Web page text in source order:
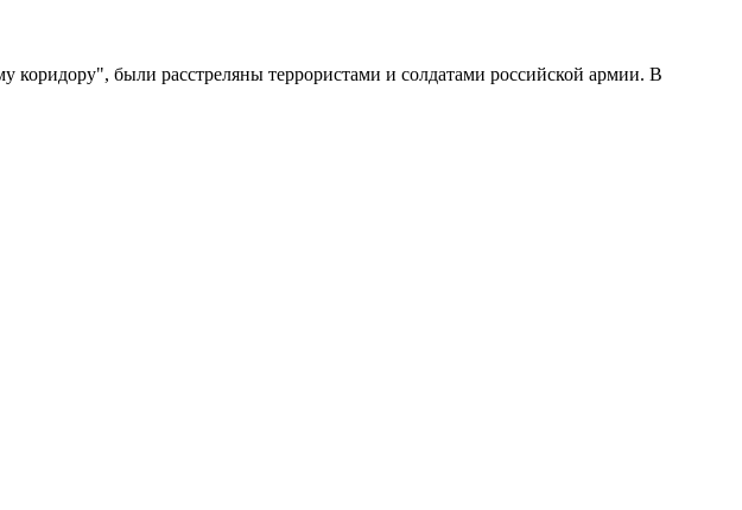
были расстреляны террористами и солдатами российской армии. В